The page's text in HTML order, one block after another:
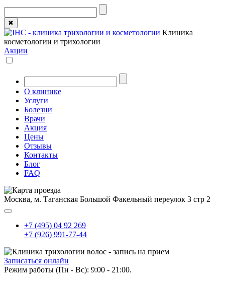
✖
Клиника
косметологии и трихологии
Акции
О клинике
Услуги
Болезни
Врачи
Акция
Цены
Отзывы
Контакты
Блог
FAQ
Москва, м. Таганская Большой Факельный переулок 3 стр 2
+7 (495) 04 92 269
+7 (926) 991-77-44
Записаться онлайн
Режим работы (Пн - Вс): 9:00 - 21:00.